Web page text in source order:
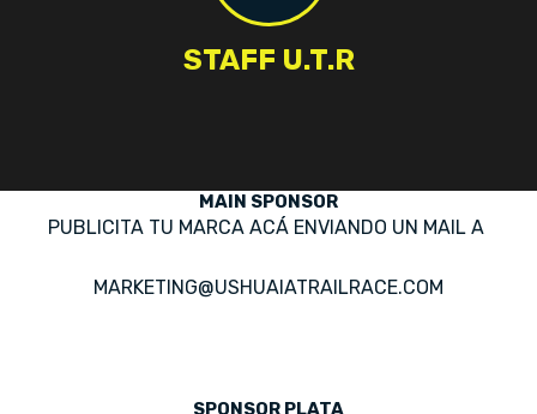
STAFF U.T.R
MAIN SPONSOR
PUBLICITA TU MARCA ACÁ ENVIANDO UN MAIL A
MARKETING@USHUAIATRAILRACE.COM
SPONSOR PLATA